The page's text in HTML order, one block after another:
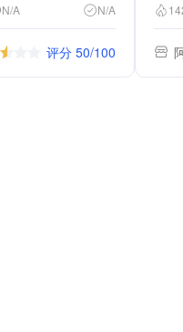
N/A N/A
评分 50/100